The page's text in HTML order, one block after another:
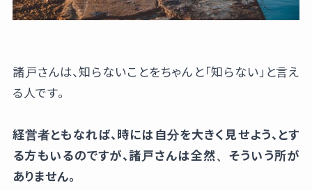
諸戸さんは、知らないことをちゃんと「知らない」と言え
る人です。
経営者ともなれば、時には自分を大きく見せよう、とす
る方もいるのですが、諸戸さんは全然、そういう所が
ありません。